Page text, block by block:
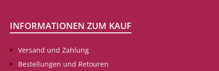
INFORMATIONEN ZUM KAUF
Versand und Zahlung
Bestellungen und Retouren